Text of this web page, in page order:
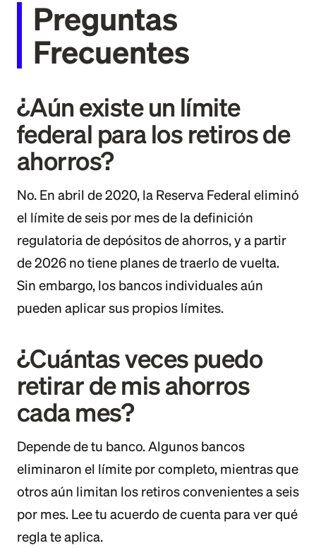
Preguntas
Frecuentes
¿Aún existe un límite
federal para los retiros de
ahorros?
No. En abril de 2020, la Reserva Federal eliminó
el límite de seis por mes de la definición
regulatoria de depósitos de ahorros, y a partir
de 2026 no tiene planes de traerlo de vuelta.
Sin embargo, los bancos individuales aún
pueden aplicar sus propios límites.
¿Cuántas veces puedo
retirar de mis ahorros
cada mes?
Depende de tu banco. Algunos bancos
eliminaron el límite por completo, mientras que
otros aún limitan los retiros convenientes a seis
por mes. Lee tu acuerdo de cuenta para ver qué
regla te aplica.